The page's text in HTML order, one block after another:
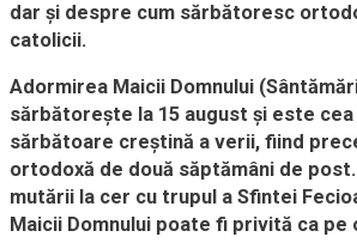
dar și despre cum sărbătoresc
catolicii.
Adormirea Maicii Domnului
sărbătorește la 15 august și este
sărbătoare creștină a verii, fiind
ortodoxă de două săptămâni de
mutării la cer cu trupul a Sfintei
Maicii Domnului poate fi privită ca pe